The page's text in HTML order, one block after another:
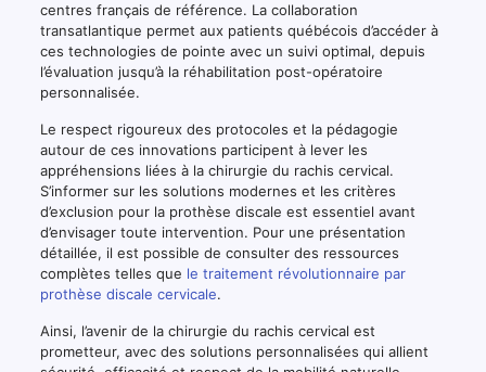
centres français de référence. La collaboration
transatlantique permet aux patients québécois d’accéder à
ces technologies de pointe avec un suivi optimal, depuis
l’évaluation jusqu’à la réhabilitation post-opératoire
personnalisée.
Le respect rigoureux des protocoles et la pédagogie
autour de ces innovations participent à lever les
appréhensions liées à la chirurgie du rachis cervical.
S’informer sur les solutions modernes et les critères
d’exclusion pour la prothèse discale est essentiel avant
d’envisager toute intervention. Pour une présentation
détaillée, il est possible de consulter des ressources
complètes telles que le traitement révolutionnaire par
prothèse discale cervicale.
Ainsi, l’avenir de la chirurgie du rachis cervical est
prometteur, avec des solutions personnalisées qui allient